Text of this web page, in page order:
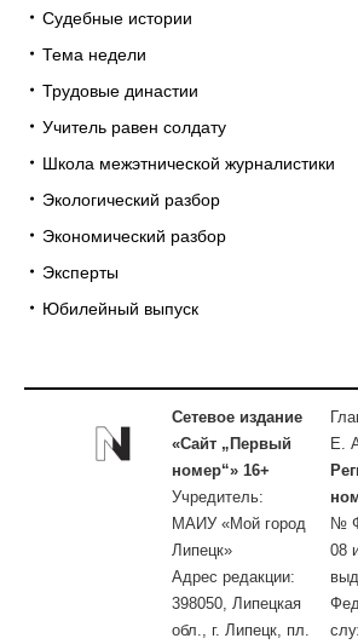
Судебные истории
Тема недели
Трудовые династии
Учитель равен солдату
Школа межэтнической журналистики
Экологический разбор
Экономический разбор
Эксперты
Юбилейный выпуск
Сетевое издание
«Сайт „Первый
номер“» 16+
Учредитель:
МАИУ «Мой город
Липецк»
Адрес редакции:
398050, Липецкая
обл., г. Липецк, пл.
Е.
№
08